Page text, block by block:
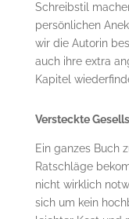
Schreibstil
persönlichen
wir die Autorin
auch ihre extra
Kapitel
Versteckte
Ein ganzes Buch
Ratschläge
nicht wirklich
sich um kein